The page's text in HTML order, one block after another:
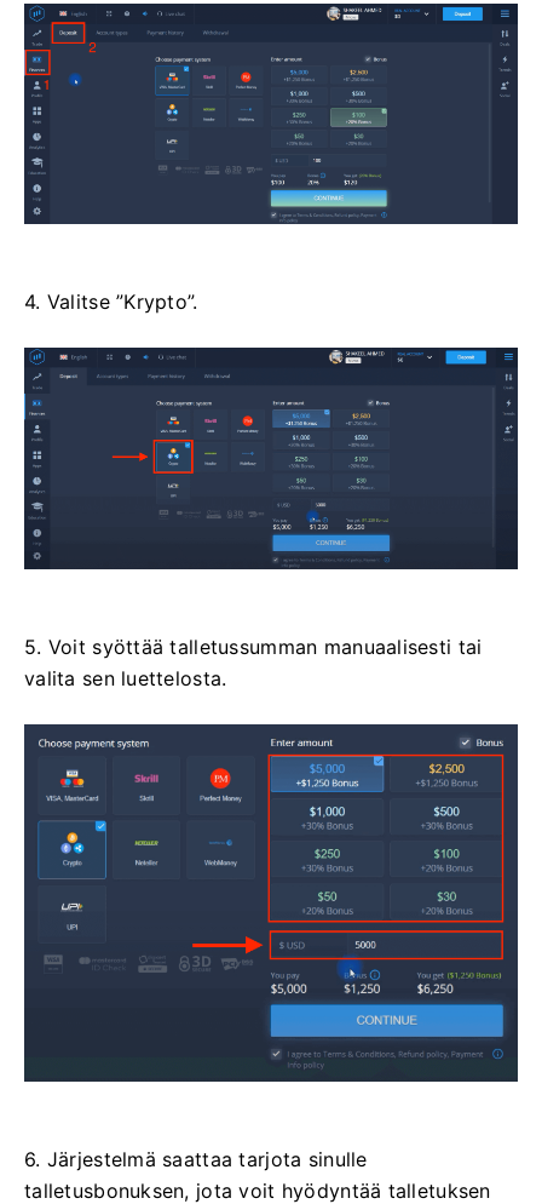
4. Valitse ”Krypto”.
5. Voit syöttää talletussumman manuaalisesti tai
valita sen luettelosta.
6. Järjestelmä saattaa tarjota sinulle
talletusbonuksen, jota voit hyödyntää talletuksen